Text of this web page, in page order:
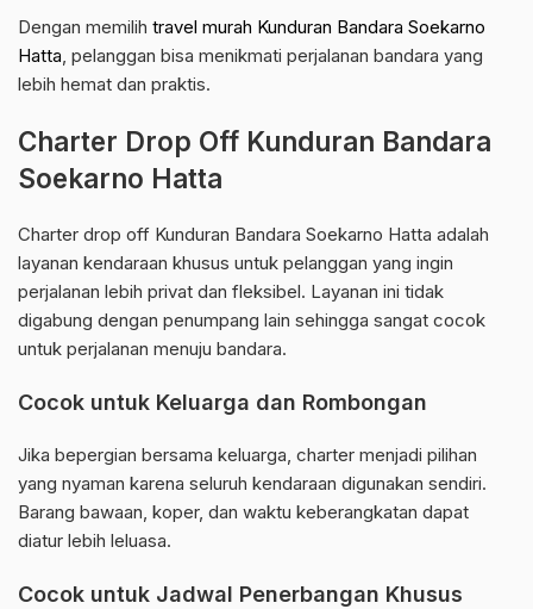
Dengan memilih travel murah Kunduran Bandara Soekarno
Hatta, pelanggan bisa menikmati perjalanan bandara yang
lebih hemat dan praktis.
Charter Drop Off Kunduran Bandara
Soekarno Hatta
Charter drop off Kunduran Bandara Soekarno Hatta adalah
layanan kendaraan khusus untuk pelanggan yang ingin
perjalanan lebih privat dan fleksibel. Layanan ini tidak
digabung dengan penumpang lain sehingga sangat cocok
untuk perjalanan menuju bandara.
Cocok untuk Keluarga dan Rombongan
Jika bepergian bersama keluarga, charter menjadi pilihan
yang nyaman karena seluruh kendaraan digunakan sendiri.
Barang bawaan, koper, dan waktu keberangkatan dapat
diatur lebih leluasa.
Cocok untuk Jadwal Penerbangan Khusus